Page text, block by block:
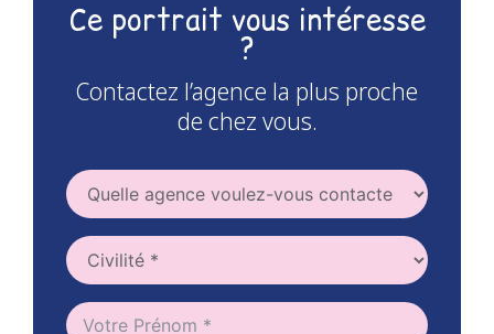
Ce portrait vous intéresse
?
Contactez l’agence la plus proche
de chez vous.